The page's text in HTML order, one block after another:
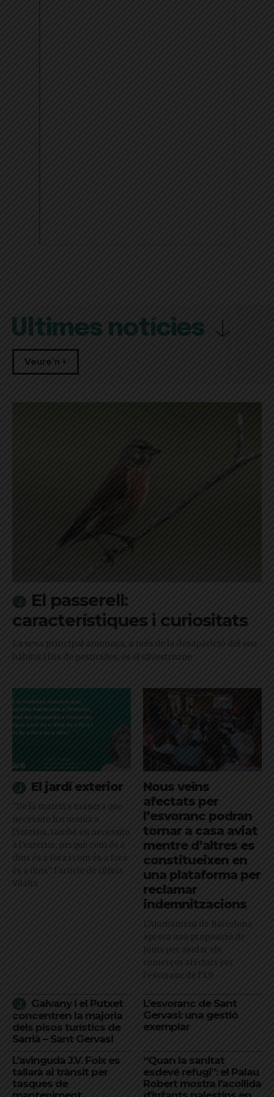
Últimes notícies
Veure'n +
El passerell:
característiques i curiositats
La seva principal amenaça, a més de la desaparició del seu
hàbitat i l'ús de pesticides, és el silvestrisme
El jardí exterior
"De la mateixa manera que
necessito harmonia a
l’interior, també en necessito
a l’exterior, perquè com és a
dins és a fora i com és a fora
és a dins": l'article de Glòria
Vilalta
Nous veïns
afectats per
l’esvoranc podran
tornar a casa aviat
mentre d’altres es
constitueixen en
una plataforma per
reclamar
indemnitzacions
L’Ajuntament de Barcelona
aprova una proposició de
Junts per ajudar els
comerços afectats per
l'esvoranc de l'L9
Galvany i el Putxet
concentren la majoria
dels pisos turístics de
Sarrià – Sant Gervasi
L’esvoranc de Sant
Gervasi: una gestió
exemplar
L’avinguda J.V. Foix es
tallarà al trànsit per
tasques de
“Quan la sanitat
esdevé refugi”: el Palau
Robert mostra l’acollida